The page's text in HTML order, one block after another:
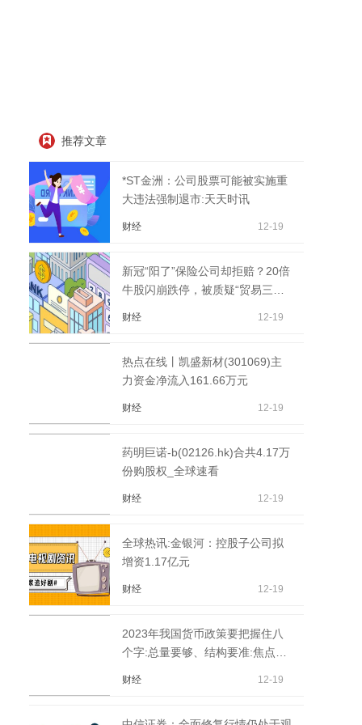
推荐文章
*ST金洲：公司股票可能被实施重
大违法强制退市:天天时讯
财经 12-19
新冠“阳了”保险公司却拒赔？20倍
牛股闪崩跌停，被质疑“贸易三角”
财经 12-19
热点在线丨凯盛新材(301069)主
力资金净流入161.66万元
财经 12-19
药明巨诺-b(02126.hk)合共4.17万
份购股权_全球速看
财经 12-19
全球热讯:金银河：控股子公司拟
增资1.17亿元
财经 12-19
2023年我国货币政策要把握住八
个字:总量要够、结构要准:焦点简
财经 12-19